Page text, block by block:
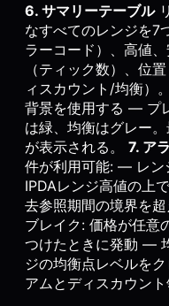
6. サマリーテーブル
なすべてのレンジを7
ラーコード）、高値
（ティック数）、位
ィスカウント/均衡）
背景を使用する — プ
は緑、均衡はグレー
が表示される。 7. ア
件が利用可能: — レン
IPDAレンジ高値の上
去参照期間の境界を
ブレイク: 価格が任意
つけたときに発動 —
ジの均衡点レベルを
アムとディスカウン